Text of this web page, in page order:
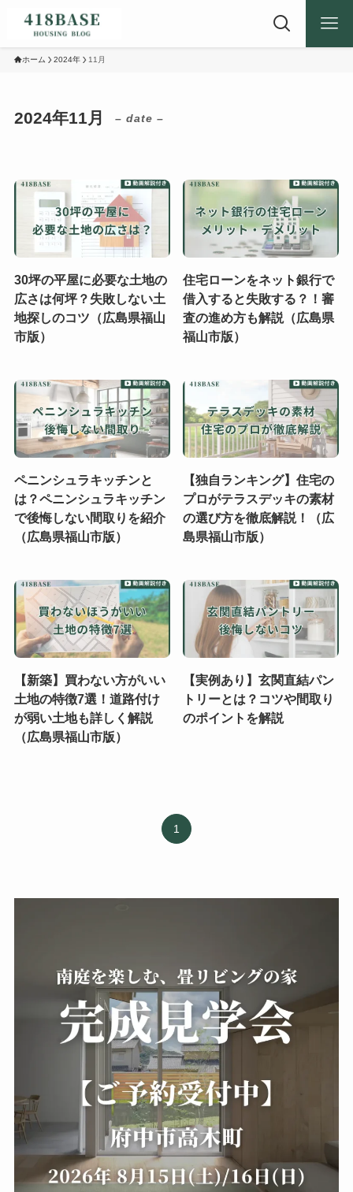
ホーム 2024年 11月
2024年11月 – date –
30坪の平屋に必要な土地の
広さは何坪？失敗しない土
地探しのコツ（広島県福山
市版）
住宅ローンをネット銀行で
借入すると失敗する？！審
査の進め方も解説（広島県
福山市版）
ペニンシュラキッチンと
は？ペニンシュラキッチン
で後悔しない間取りを紹介
（広島県福山市版）
【独自ランキング】住宅の
プロがテラスデッキの素材
の選び方を徹底解説！（広
島県福山市版）
【新築】買わない方がいい
土地の特徴7選！道路付け
が弱い土地も詳しく解説
（広島県福山市版）
【実例あり】玄関直結パン
トリーとは？コツや間取り
のポイントを解説
1